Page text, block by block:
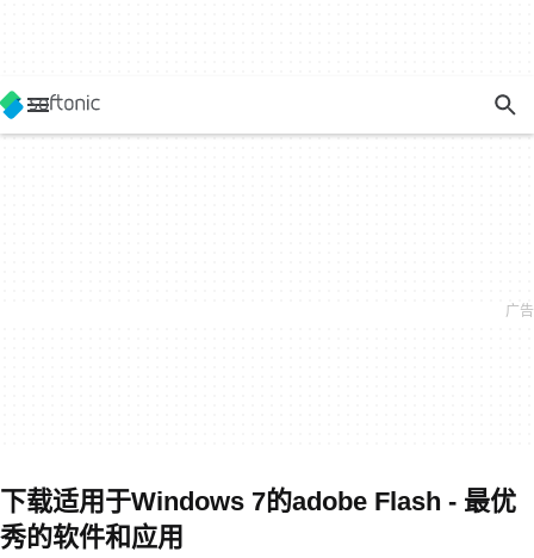
下载适用于Windows 7的adobe Flash - 最优
秀的软件和应用